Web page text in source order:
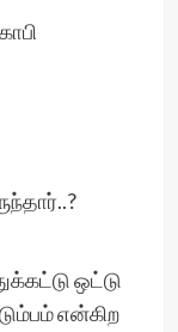
ஒட்டு
என்கிற